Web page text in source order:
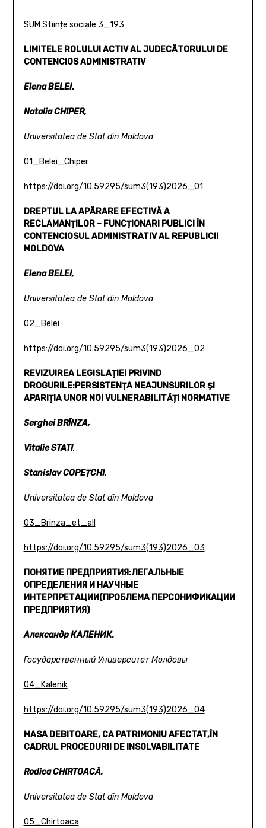
SUM Stiințe sociale 3_193
LIMITELE ROLULUI ACTIV AL JUDECĂTORULUI DE
CONTENCIOS ADMINISTRATIV
Elena BELEI,
Natalia CHIPER,
Universitatea de Stat din Moldova
01_Belei_Chiper
https://doi.org/10.59295/sum3(193)2026_01
DREPTUL LA APĂRARE EFECTIVĂ A
RECLAMANȚILOR – FUNCȚIONARI PUBLICI ÎN
CONTENCIOSUL ADMINISTRATIVAL REPUBLICII
MOLDOVA
Elena BELEI,
Universitatea de Stat din Moldova
02_Belei
https://doi.org/10.59295/sum3(193)2026_02
REVIZUIREA LEGISLAȚIEI PRIVIND
DROGURILE:PERSISTENȚA NEAJUNSURILOR ȘI
APARIȚIA UNOR NOI VULNERABILITĂȚI NORMATIVE
Serghei BRÎNZA,
Vitalie STATI,
Stanislav COPEȚCHI,
Universitatea de Stat din Moldova
03_Brinza_et_all
https://doi.org/10.59295/sum3(193)2026_03
ПОНЯТИЕ ПРЕДПРИЯТИЯ:ЛЕГАЛЬНЫЕ
ОПРЕДЕЛЕНИЯ И НАУЧНЫЕ
ИНТЕРПРЕТАЦИИ(ПРОБЛЕМА ПЕРСОНИФИКАЦИИ
ПРЕДПРИЯТИЯ)
Александр КАЛЕНИК,
Государственный Университет Молдовы
04_Kalenik
https://doi.org/10.59295/sum3(193)2026_04
MASA DEBITOARE, CA PATRIMONIU AFECTAT,ÎN
CADRUL PROCEDURII DE INSOLVABILITATE
Rodica CHIRTOACĂ,
Universitatea de Stat din Moldova
05_Chirtoaca